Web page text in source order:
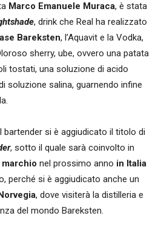
Marco Emanuele Muraca, è stata
, drink che Real ha realizzato
Bareksten, l’Aquavit e la Vodka,
sherry, ube, ovvero una patata
tostati, una soluzione di acido
soluzione salina, guarnendo infine
bartender si è aggiudicato il titolo di
, sotto il quale sarà coinvolto in
nel prossimo anno in Italia
perché si è aggiudicato anche un
, dove visiterà la distilleria e
del mondo Bareksten.